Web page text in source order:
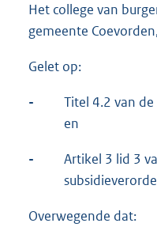
Het college van
gemeente
Gelet op:
-
Titel 4.2 van
en
-
Artikel 3 lid 3
Overwegende dat: